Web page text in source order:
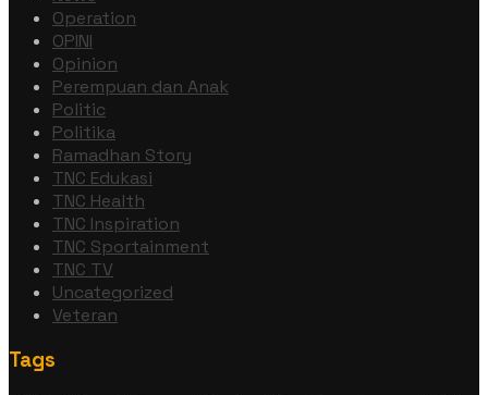
Operation
OPINI
Opinion
Perempuan dan Anak
Politic
Politika
Ramadhan Story
TNC Edukasi
TNC Health
TNC Inspiration
TNC Sportainment
TNC TV
Uncategorized
Veteran
Tags